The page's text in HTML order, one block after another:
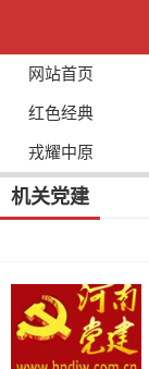
网站首页
红色经典
戎耀中原
机关党建